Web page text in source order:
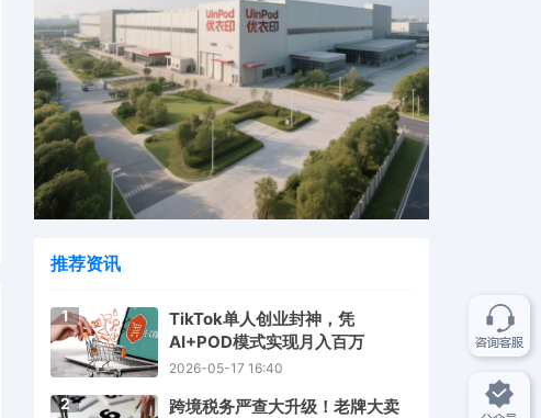
推荐资讯
1
TikTok单人创业封神，凭
AI+POD模式实现月入百万
2026-05-17 16:40
2
跨境税务严查大升级！老牌大卖